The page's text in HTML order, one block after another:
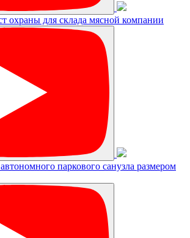
охраны для склада мясной компании
паркового санузла размером